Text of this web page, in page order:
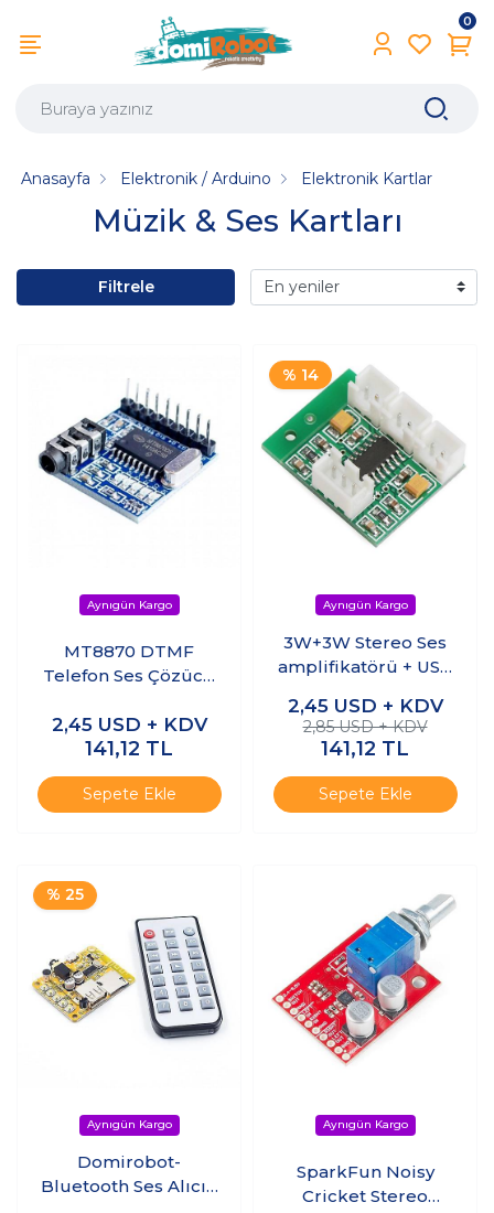
0
Müzik & Ses Kartları
Anasayfa Elektronik / Arduino Elektronik Kartlar
Filtrele
MT8870 DTMF
Telefon Ses Çözücü
2,45 USD + KDV
141,12 TL
Sepete Ekle
% 14
3W+3W Stereo Ses
amplifikatörü + USB
Modülü
2,45 USD + KDV
2,85 USD + KDV
141,12 TL
Sepete Ekle
% 25
Domirobot-
Bluetooth Ses Alıcılı
SparkFun Noisy
Cricket Stereo